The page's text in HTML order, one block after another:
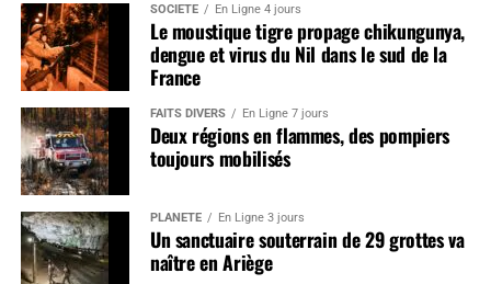
SOCIÉTÉ En Ligne 4 jours
Le moustique tigre propage chikungunya,
dengue et virus du Nil dans le sud de la
France
FAITS DIVERS En Ligne 7 jours
Deux régions en flammes, des pompiers
toujours mobilisés
PLANÈTE En Ligne 3 jours
Un sanctuaire souterrain de 29 grottes va
naître en Ariège